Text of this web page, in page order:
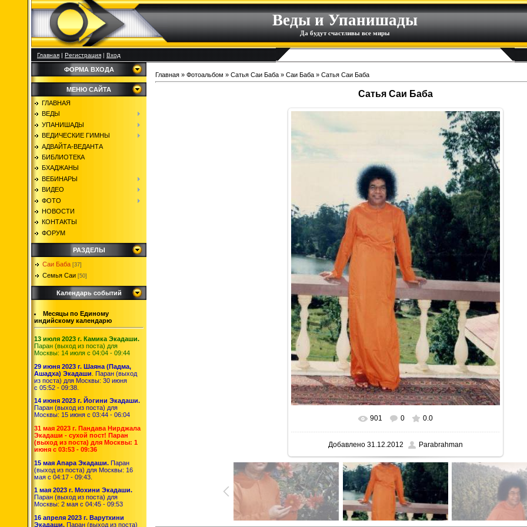
Веды и Упанишады
Да будут счастливы все миры
Главная|Регистрация|Вход
ФОРМА ВХОДА
МЕНЮ САЙТА
ГЛАВНАЯ
ВЕДЫ
УПАНИШАДЫ
ВЕДИЧЕСКИЕ ГИМНЫ
АДВАЙТА-ВЕДАНТА
БИБЛИОТЕКА
БХАДЖАНЫ
ВЕБИНАРЫ
ВИДЕО
ФОТО
НОВОСТИ
КОНТАКТЫ
ФОРУМ
РАЗДЕЛЫ
Саи Баба [37]
Семья Саи [50]
Календарь событий
Месяцы по Единому
индийскому календарю
13 июля 2023 г. Камика Экадаши.
Паран (выход из поста) для
Москвы: 14 июля с 04:04 - 09:44
29 июня 2023 г. Шаяна (Падма,
Ашадха) Экадаши . Паран (выход
из поста) для Москвы: 30 июня
с 05:52 - 09:38.
14 июня 2023 г. Йогини Экадаши.
Паран (выход из поста) для
Москвы: 15 июня с 03:44 - 06:04
31 мая 2023 г. Пандава Нирджала
Экадаши - сухой пост! Паран
(выход из поста) для Москвы: 1
июня с 03:53 - 09:36
15 мая Апара Экадаши. Паран
(выход из поста) для Москвы: 16
мая с 04:17 - 09:43.
1 мая 2023 г. Мохини Экадаши.
Паран (выход из поста) для
Москвы: 2 мая с 04:45 - 09:53
16 апреля 2023 г. Варутхини
Экадаши. Паран (выход из поста)
Главная » Фотоальбом » Сатья Саи Баба » Саи Баба » Сатья Саи Баба
Сатья Саи Баба
В реальном размере 426x600
901 0 0.0
Добавлено31.12.2012 Parabrahman